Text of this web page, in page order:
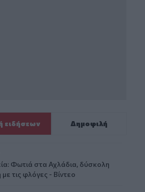
ειδήσεων Δημοφιλή
Φωτιά στα Αχλάδια, δύσκολη
με τις φλόγες - Βίντεο